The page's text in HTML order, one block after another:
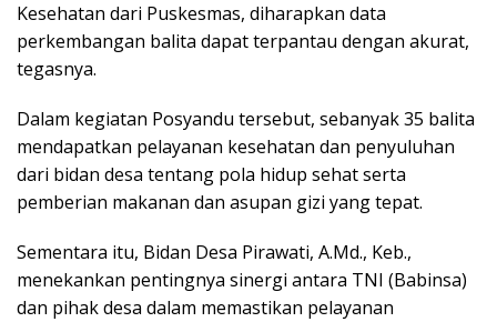
Kesehatan dari Puskesmas, diharapkan data
perkembangan balita dapat terpantau dengan akurat,
tegasnya.
Dalam kegiatan Posyandu tersebut, sebanyak 35 balita
mendapatkan pelayanan kesehatan dan penyuluhan
dari bidan desa tentang pola hidup sehat serta
pemberian makanan dan asupan gizi yang tepat.
Sementara itu, Bidan Desa Pirawati, A.Md., Keb.,
menekankan pentingnya sinergi antara TNI (Babinsa)
dan pihak desa dalam memastikan pelayanan